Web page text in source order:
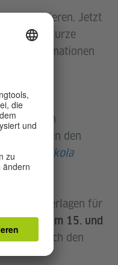
Jetzt
Sie kurze
Informationen
bringen
Filme in den
mit
Aeroškola
Unterlagen für
am 15. und
auch nach den